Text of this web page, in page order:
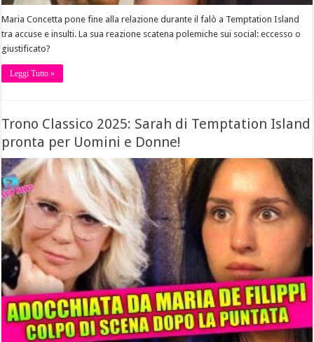
Maria Concetta pone fine alla relazione durante il falò a Temptation Island
tra accuse e insulti. La sua reazione scatena polemiche sui social: eccesso o
giustificato?
Leggi Tutto »
Trono Classico 2025: Sarah di Temptation Island
pronta per Uomini e Donne!